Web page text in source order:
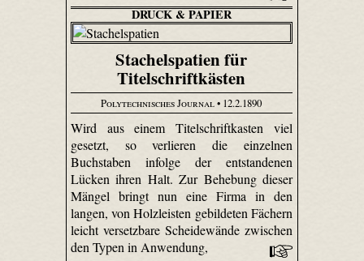
DRUCK & PAPIER
Stachelspatien für
Titelschriftkästen
Polytechnisches Journal• 12.2.1890
Wird aus einem Titelschriftkasten viel
gesetzt, so verlieren die einzelnen
Buchstaben infolge der entstandenen
Lücken ihren Halt. Zur Behebung dieser
Mängel bringt nun eine Firma in den
langen, von Holzleisten gebildeten Fächern
leicht versetzbare Scheidewände zwischen
den Typen in Anwendung,